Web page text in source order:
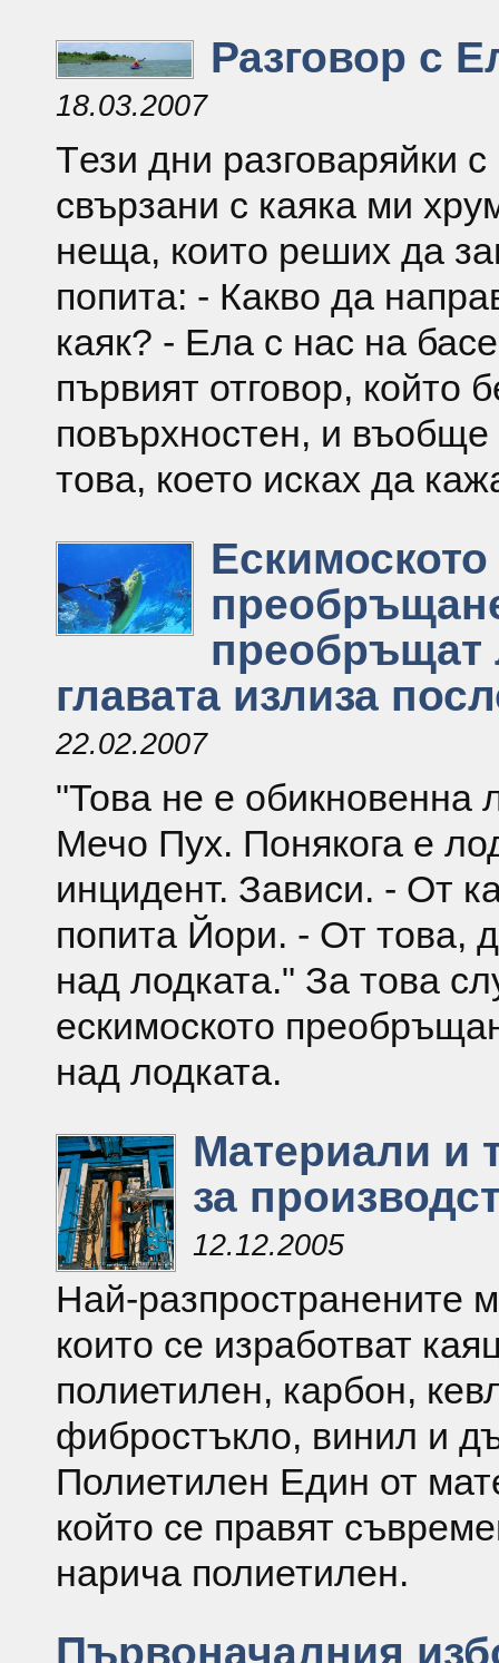
Разговор с
18.03.2007
Tези дни разговаряйки
свързани с каяка ми
неща, които реших да
попита: - Какво да
каяк? - Ела с нас на
първият отговор, който
повърхностен, и въобще
това, което исках да
Ескимоското
преобръщат
главата излиза
22.02.2007
"Това не е обикновенна
Мечо Пух. Понякога е
инцидент. Зависи. - От
попита Йори. - От това,
над лодката." За това
ескимоското
над лодката.
Материали и
за
12.12.2005
Най-разпространените
които се изработват
полиетилен, карбон,
фибростъкло, винил и
Полиетилен Един от
който се правят
нарича полиетилен.
Първоначалния